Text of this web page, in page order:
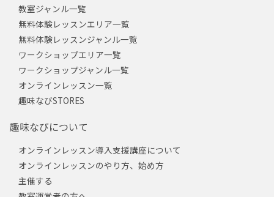
教室ジャンル一覧
無料体験レッスンエリア一覧
無料体験レッスンジャンル一覧
ワークショップエリア一覧
ワークショップジャンル一覧
オンラインレッスン一覧
趣味なびSTORES
趣味なびについて
オンラインレッスン導入支援講座について
オンラインレッスンのやり方、始め方
主催する